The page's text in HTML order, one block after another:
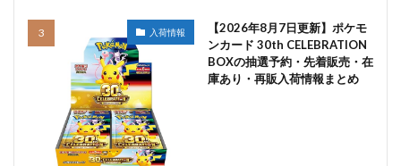
入荷情報
【2026年8月7日更新】ポケモ
ンカード 30th CELEBRATION
BOXの抽選予約・先着販売・在
庫あり・再販入荷情報まとめ